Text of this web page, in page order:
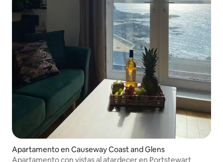
Apartamento en Causeway Coast and Glens
Apartamento con vistas al atardecer en Portstewart